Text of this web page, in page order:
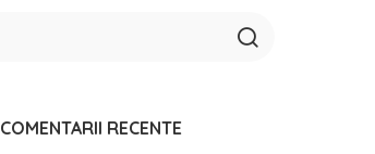
COMENTARII RECENTE